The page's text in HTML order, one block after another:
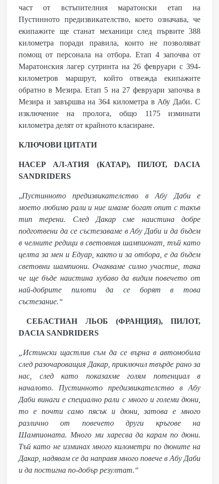
част от встъпителния маратонски етап на
Пустинното предизвикателство, което означава, че
екипажите ще станат механици след първите 388
километра поради правила, които не позволяват
помощ от персонала на отбора. Етап 4 започва от
Маратонския лагер сутринта на 26 февруари с 394-
километров маршрут, който отвежда екипажите
обратно в Мезира. Етап 5 на 27 февруари започва в
Мезира и завършва на 364 километра в Абу Даби. С
изключение на пролога, общо 1175 изминати
километра делят от крайното класиране.
КЛЮЧОВИ ЦИТАТИ
НАСЕР АЛ-АТИЯ (КАТАР), ПИЛОТ, DACIA
SANDRIDERS
„Пустинното предизвикателство в Абу Дабие
моето любимо рали и ние имаме богат опит с такъв
тип терени. След Дакар сме наистина добре
подготвени да се състезаваме в Абу Даби и да бъдем
в челните редици в световния шампионат, тъй като
целта за мен и Едуар, както и за отбора, е да бъдем
световни шампиони. Очакваме силно участие, така
че ще бъде наистина хубаво да видим повечето от
най-добрите пилоти да се борят в това
състезание.“
СЕБАСТИАН ЛЬОБ (ФРАНЦИЯ), ПИЛОТ,
DACIA SANDRIDERS
„Истински щастлив съм да се върна в автомобила
след разочароващия Дакар, приключил твърде рано за
нас, след като показахме голям потенциал в
началото. Пустинното предизвикателство в Абу
Даби винаги е специално рали с много и големи дюни,
то е почти само пясък и дюни, затова е много
различно от повечето други кръгове на
Шампионата. Много ми харесва да карам по дюни.
Тъй като не изминах много километри по дюните на
Дакар, надявам се да направя много повече в Абу Даби
и да постигна по-добър резултат.“